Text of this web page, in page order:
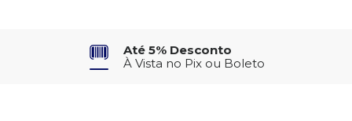
Parcele em Até 3X
no Cartão de Crédito